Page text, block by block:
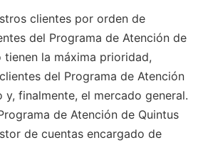
clientes por orden de
del Programa de Atención de
tienen la máxima prioridad,
del Programa de Atención
y, finalmente, el mercado general.
de Atención de Quintus
de cuentas encargado de